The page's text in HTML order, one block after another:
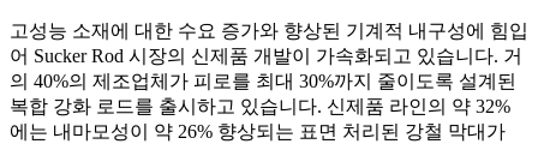
고성능 소재에 대한 수요 증가와 향상된 기계적 내구성에 힘입
어 Sucker Rod 시장의 신제품 개발이 가속화되고 있습니다. 거
의 40%의 제조업체가 피로를 최대 30%까지 줄이도록 설계된
복합 강화 로드를 출시하고 있습니다. 신제품 라인의 약 32%
에는 내마모성이 약 26% 향상되는 표면 처리된 강철 막대가